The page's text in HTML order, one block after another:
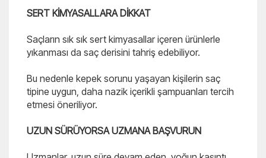
SERT KİMYASALLARA DİKKAT
Saçların sık sık sert kimyasallar içeren ürünlerle
yıkanması da saç derisini tahriş edebiliyor.
Bu nedenle kepek sorunu yaşayan kişilerin saç
tipine uygun, daha nazik içerikli şampuanları tercih
etmesi öneriliyor.
UZUN SÜRÜYORSA UZMANA BAŞVURUN